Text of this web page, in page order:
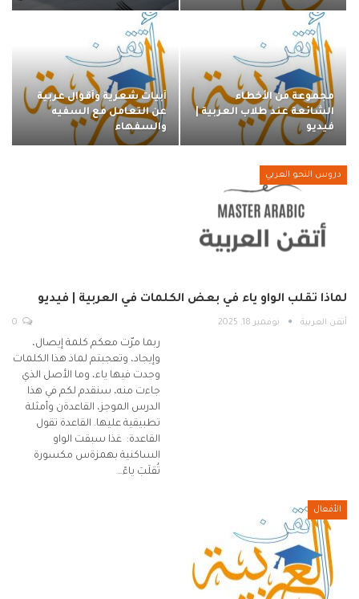
مجموعة من الأخطاء
الشائعة عند طلاب العربية |
فيديو
أبيات شعرية وأقوال عربية
عن التعامل مع السفيه
والسفهاء
دروس النحو العربي
لماذا تقلب الواو ياء في بعض الكلمات في العربية | فيديو
أتقن العربية نوفمبر 18, 2025
ربما مرّت معكم كلمة إيصال،
وإيجاد، وتعجبتم لماذ هذا الكلمات
وجدت فيها ياء، وما الأصل الذي
جاءت منه، سنقدم لكم في هذا
الدرس الموجز، القاعدةن وأمثلة
تطبيقية عليها. القاعدة تقول
القاعدة: غذا سبقت الواو
الساكنية بهمزةس مكسورة
تُقلَبَ ياءً…
الأفعال